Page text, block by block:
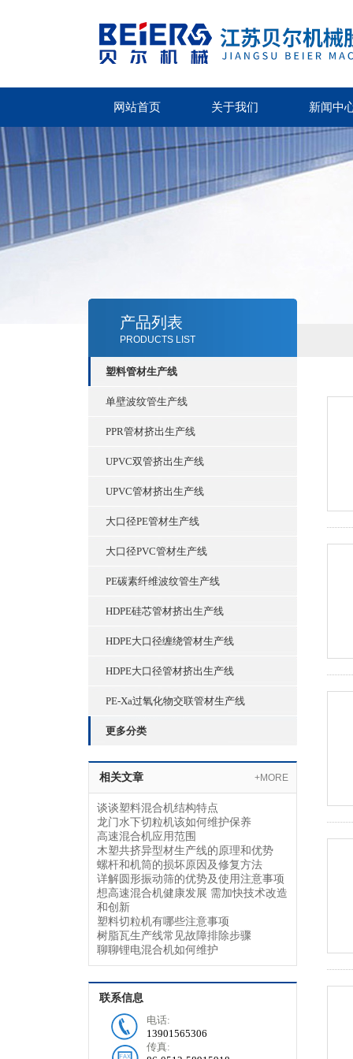
网站首页 关于我们 新闻中
产品列表
PRODUCTS LIST
塑料管材生产线
单壁波纹管生产线
PPR管材挤出生产线
UPVC双管挤出生产线
UPVC管材挤出生产线
大口径PE管材生产线
大口径PVC管材生产线
PE碳素纤维波纹管生产线
HDPE硅芯管材挤出生产线
HDPE大口径缠绕管材生产线
HDPE大口径管材挤出生产线
PE-Xa过氧化物交联管材生产线
更多分类
相关文章 +MORE
谈谈塑料混合机结构特点
龙门水下切粒机该如何维护保养
高速混合机应用范围
木塑共挤异型材生产线的原理和优势
螺杆和机筒的损坏原因及修复方法
详解圆形振动筛的优势及使用注意事项
想高速混合机健康发展 需加快技术改造
和创新
塑料切粒机有哪些注意事项
树脂瓦生产线常见故障排除步骤
聊聊锂电混合机如何维护
联系信息
电话:
13901565306
传真: